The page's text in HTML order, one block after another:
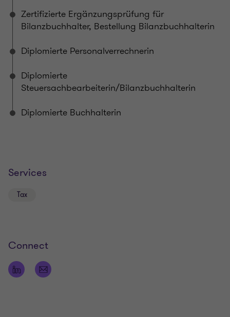
Zertifizierte Ergänzungsprüfung für
Bilanzbuchhalter, Bestellung Bilanzbuchhalterin
Diplomierte Personalverrechnerin
Diplomierte
Steuersachbearbeiterin/Bilanzbuchhalterin
Diplomierte Buchhalterin
Services
Tax
Connect